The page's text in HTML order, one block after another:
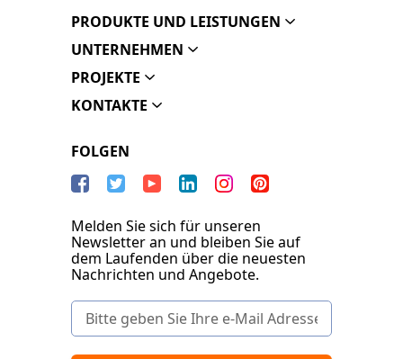
PRODUKTE UND LEISTUNGEN
UNTERNEHMEN
PROJEKTE
KONTAKTE
FOLGEN
Melden Sie sich für unseren
Newsletter an und bleiben Sie auf
dem Laufenden über die neuesten
Nachrichten und Angebote.